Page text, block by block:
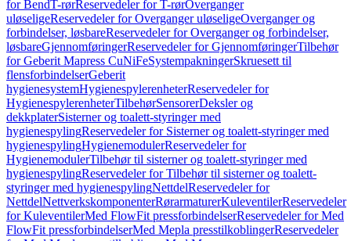
for BendT-rørReservedeler for T-rørOverganger
uløseligeReservedeler for Overganger uløseligeOverganger og
forbindelser, løsbareReservedeler for Overganger og forbindelser,
løsbareGjennomføringerReservedeler for GjennomføringerTilbehør
for Geberit Mapress CuNiFeSystempakningerSkruesett til
flensforbindelserGeberit
hygienesystemHygienespylerenheterReservedeler for
HygienespylerenheterTilbehørSensorerDeksler og
dekkplaterSisterner og toalett-styringer med
hygienespylingReservedeler for Sisterner og toalett-styringer med
hygienespylingHygienemodulerReservedeler for
HygienemodulerTilbehør til sisterner og toalett-styringer med
hygienespylingReservedeler for Tilbehør til sisterner og toalett-
styringer med hygienespylingNettdelReservedeler for
NettdelNettverkskomponenterRørarmaturerKuleventilerReservedeler
for KuleventilerMed FlowFit pressforbindelserReservedeler for Med
FlowFit pressforbindelserMed Mepla presstilkoblingerReservedeler